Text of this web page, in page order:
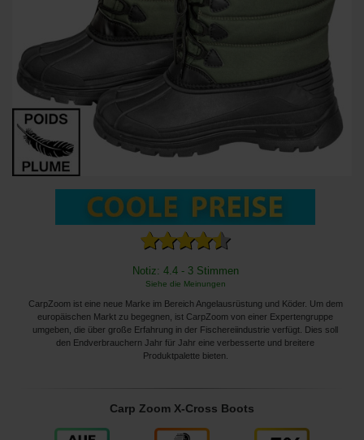
Notiz: 4.4 - 3 Stimmen
Siehe die Meinungen
CarpZoom ist eine neue Marke im Bereich Angelausrüstung und Köder. Um dem
europäischen Markt zu begegnen, ist CarpZoom von einer Expertengruppe
umgeben, die über große Erfahrung in der Fischereiindustrie verfügt. Dies soll
den Endverbrauchern Jahr für Jahr eine verbesserte und breitere
Produktpalette bieten.
Carp Zoom X-Cross Boots